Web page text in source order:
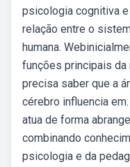
psicologia cognitiva
relação entre o
humana.
funções principais da
precisa saber que a
cérebro influencia
atua de forma
combinando
psicologia e da